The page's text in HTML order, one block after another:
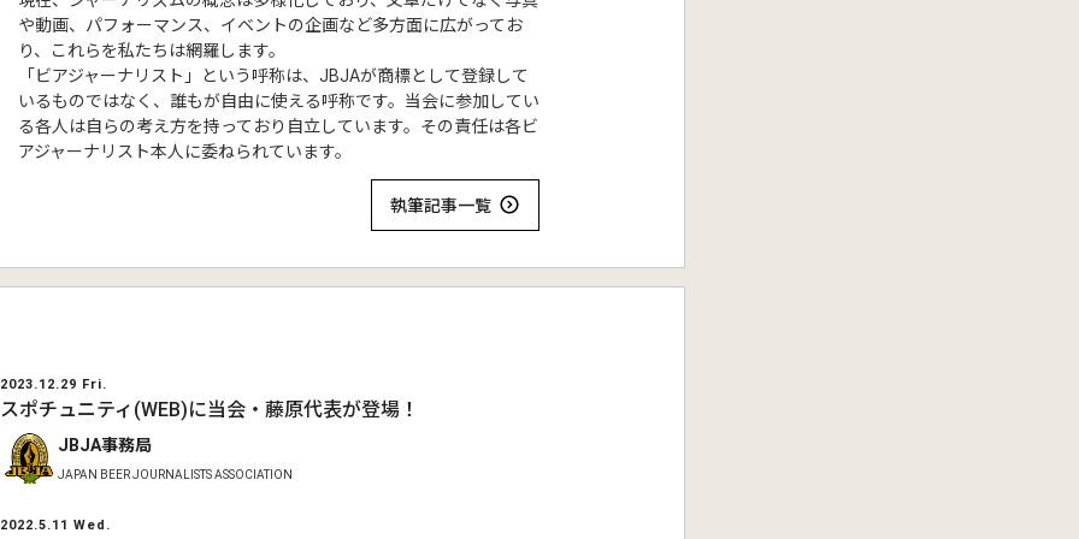
や動画、パフォーマンス、イベントの企画など多方面に広がってお
り、これらを私たちは網羅します。
「ビアジャーナリスト」という呼称は、JBJAが商標として登録して
いるものではなく、誰もが自由に使える呼称です。当会に参加してい
る各人は自らの考え方を持っており自立しています。その責任は各ビ
アジャーナリスト本人に委ねられています。
執筆記事一覧
2023.12.29 Fri.
スポチュニティ(WEB)に当会・藤原代表が登場！
JBJA事務局
JAPAN BEER JOURNALISTS ASSOCIATION
2022.5.11 Wed.